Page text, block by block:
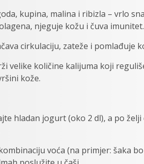
kupina, malina i ribizla – vrlo
njeguje kožu i čuva imunitet.
cirkulaciju, zateže i pomlađuje
velike količine kalijuma koji
kože.
hladan jogurt (oko 2 dl), a po
voća (na primjer: šaka